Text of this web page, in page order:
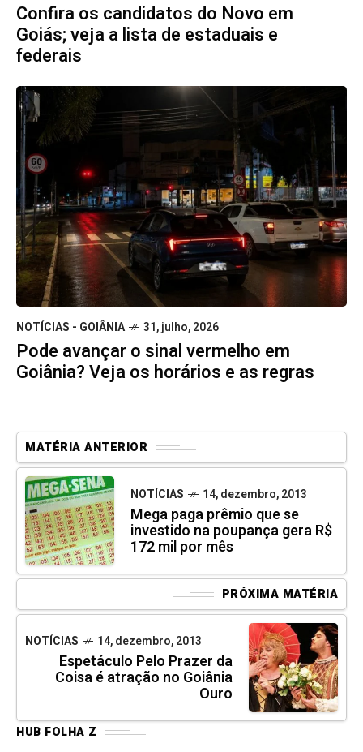
Confira os candidatos do Novo em
Goiás; veja a lista de estaduais e
federais
NOTÍCIAS - GOIÂNIA 31, julho, 2026
Pode avançar o sinal vermelho em
Goiânia? Veja os horários e as regras
MATÉRIA ANTERIOR
NOTÍCIAS 14, dezembro, 2013
Mega paga prêmio que se
investido na poupança gera R$
172 mil por mês
PRÓXIMA MATÉRIA
NOTÍCIAS 14, dezembro, 2013
Espetáculo Pelo Prazer da
Coisa é atração no Goiânia
Ouro
HUB FOLHA Z